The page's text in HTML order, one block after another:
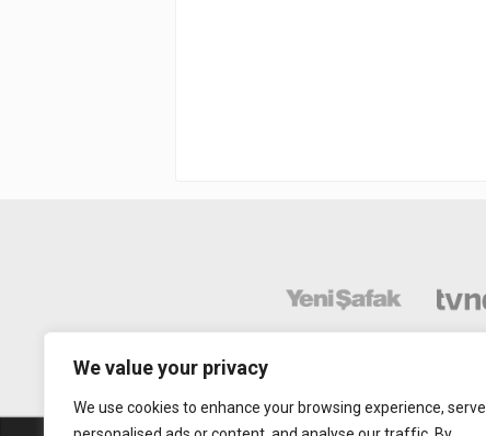
We value your privacy
We use cookies to enhance your browsing experience, serve